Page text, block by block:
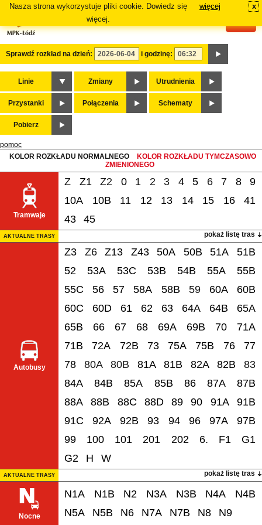
Nasza strona wykorzystuje pliki cookie. Dowiedz się
więcej.
więcej x
Sprawdź rozkład na dzień: i godzinę:
Linie Zmiany Utrudnienia
Przystanki Połączenia Schematy
Pobierz
pomoc
KOLOR ROZKŁADU NORMALNEGO
KOLOR ROZKŁADU TYMCZASOWO
ZMIENIONEGO
Tramwaje
Z Z1 Z2 0 1 2 3 4 5 6 7 8
9
10A
10B 11 12 13 14 15 16
41
43
45
pokaż listę tras
AKTUALNE TRASY
Autobusy
Z3 Z6 Z13 Z43 50A 50B 51A
51B
52
53A 53C 53B 54B 55A
55B
55C
56 57 58A 58B 59 60A
60B
60C
60D 61 62 63 64A 64B
65A
65B
66 67 68 69A 69B 70
71A
71B
72A 72B 73 75A 75B 76
77
78
80A 80B 81A 81B 82A 82B
83
84A
84B 85A 85B 86 87A
87B
88A
88B 88C 88D 89 90 91A
91B
91C
92A 92B 93 94 96 97A
97B
99
100 101 201 202 6. F1
G1
G2
H W
pokaż listę tras
AKTUALNE TRASY
Nocne
N1A N1B N2 N3A N3B N4A
N4B
N5A
N5B N6 N7A N7B N8 N9